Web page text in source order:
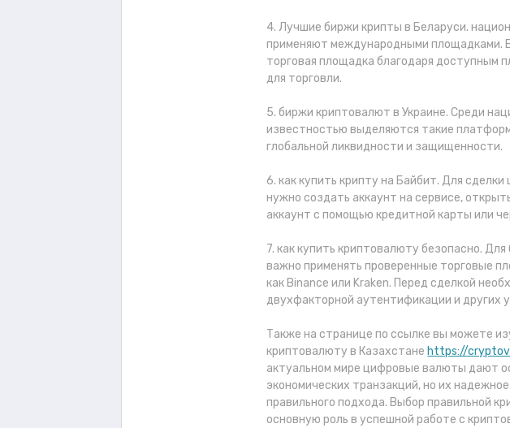
4. Лучшие биржи крипты в Беларуси.
применяют международными площадками.
торговая площадка благодаря доступным
для торговли.
5. биржи криптовалют в Украине. Среди
известностью выделяются такие
глобальной ликвидности и защищенности.
6. как купить крипту на Байбит. Для
нужно создать аккаунт на сервисе,
аккаунт с помощью кредитной карты или
7. как купить криптовалюту безопасно.
важно применять проверенные торговые
как Binance или Kraken. Перед сделкой
двухфакторной аутентификации и других
Также на странице по ссылке вы можете
криптовалюту в Казахстане https://
актуальном мире цифровые валюты дают
экономических транзакций, но их
правильного подхода. Выбор правильной
основную роль в успешной работе с